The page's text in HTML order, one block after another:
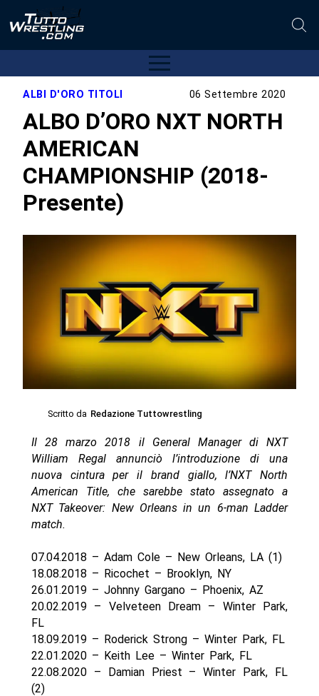
ALBI D'ORO TITOLI 06 Settembre 2020
ALBO D’ORO NXT NORTH
AMERICAN
CHAMPIONSHIP (2018-
Presente)
Scritto da Redazione Tuttowrestling
Il 28 marzo 2018 il General Manager di NXT
William Regal annunciò l’introduzione di una
nuova cintura per il brand giallo, l’NXT North
American Title, che sarebbe stato assegnato a
NXT Takeover: New Orleans in un 6-man Ladder
match.
07.04.2018 – Adam Cole – New Orleans, LA (1)
18.08.2018 – Ricochet – Brooklyn, NY
26.01.2019 – Johnny Gargano – Phoenix, AZ
20.02.2019 – Velveteen Dream – Winter Park,
FL
18.09.2019 – Roderick Strong – Winter Park, FL
22.01.2020 – Keith Lee – Winter Park, FL
22.08.2020 – Damian Priest – Winter Park, FL
(2)